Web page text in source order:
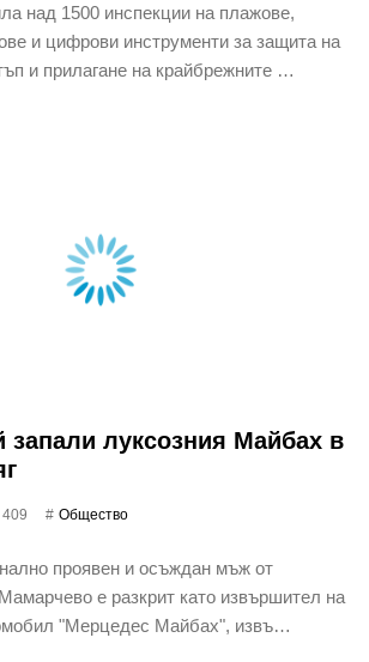
над 1500 инспекции на плажове,
и цифрови инструменти за защита на
и прилагане на крайбрежните …
запали луксозния Майбах в
409 Общество
проявен и осъждан мъж от
е разкрит като извършител на
"Мерцедес Майбах", извъ…